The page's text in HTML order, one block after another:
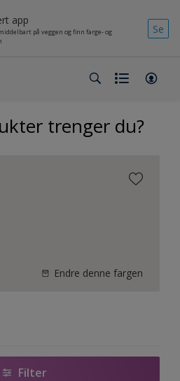
app
på veggen og finn farge- og
Se
trenger du?
Endre denne fargen
Filter